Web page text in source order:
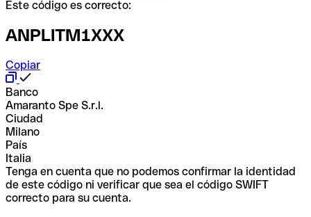
Este código es correcto:
ANPLITM1XXX
Copiar
Banco
Amaranto Spe S.r.l.
Ciudad
Milano
País
Italia
Tenga en cuenta que no podemos confirmar la identidad
de este código ni verificar que sea el código SWIFT
correcto para su cuenta.